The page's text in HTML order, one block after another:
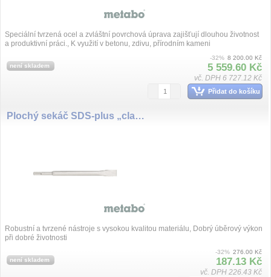
Speciální tvrzená ocel a zvláštní povrchová úprava zajišťují dlouhou životnost
a produktivní práci., K využití v betonu, zdivu, přírodním kameni
není skladem
-32% 8 200.00 Kč
5 559.60 Kč
vč. DPH 6 727.12 Kč
Přidat do košíku
Plochý sekáč SDS-plus „classic“, 250 x 20 mm
Robustní a tvrzené nástroje s vysokou kvalitou materiálu, Dobrý úběrový výkon
při dobré životnosti
není skladem
-32% 276.00 Kč
187.13 Kč
vč. DPH 226.43 Kč